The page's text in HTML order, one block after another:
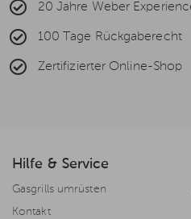
20 Jahre Weber
100 Tage Rückgaberecht
Zertifizierter Online-Shop
Hilfe & Service
Gasgrills umrüsten
Kontakt